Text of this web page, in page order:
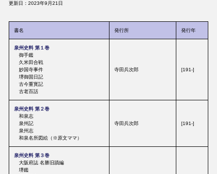
更新日：2023年9月21日
書名 発行所 発行年
泉州史料 第１巻
御手鑑
久米田合戦
妙国寺事件
堺御固日記
古今重寳記
古老百話
寺田兵次郎 [191-]
泉州史料 第２巻
和泉志
泉州記
泉州志
和泉名所図絵（※原文ママ）
寺田兵次郎 [191-]
泉州史料 第３巻
大阪府誌 名勝旧蹟編
堺鑑